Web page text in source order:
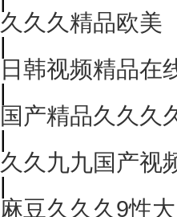
久久久精品欧美
|
日韩视频精品在
|
国产精品久久久
|
久久九九国产视
|
麻豆久久久9性